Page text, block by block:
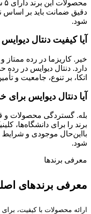
دقیق ضمانت باید بر
شود.
آیا کیفیت دنتال
خیر. کاریزما در رده ممتاز
دارد. دنتال دیوایس در
اتکا، بر تنوع، جامعیت و
آیا دنتال دیوایس
بله. گستردگی محصولات و
برند را برای دانشگاه‌ها،
بااین‌حال موجودی و
شود.
معرفی برند‌ها
معرفی برندهای
ارائه محصولات با کیفیت، برای